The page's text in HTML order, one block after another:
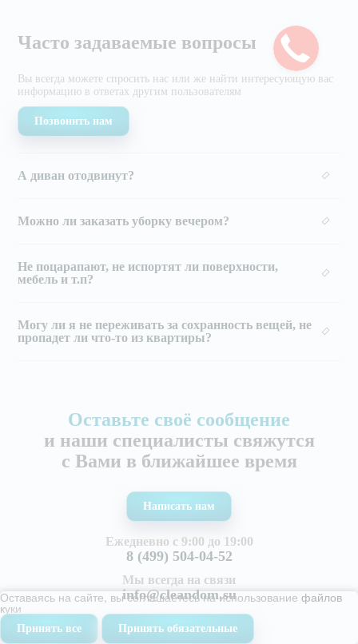
Часто задаваемые вопросы
Вы всегда можете спросить нас или же найти интересующую вас
информацию в ответах другим пользователям
Позвонить нам
А диван отодвинут?
Можно ли заказать уборку вечером?
Не поцарапают, не испортят ли поверхности,
мебель и т.п?
Могу ли я не переживать за сохранность вещей, не
пропадет ли что-то из квартиры?
Оставьте своё сообщение
и наши специалисты свяжутся
с Вами в ближайшее время
Написать нам
Ежедневно с 9:00 до 19:00
8 (499) 504-04-52
Мы всегда на связи
info@cleandom.su
Адрес офиса
г. Балашиха
Оставаясь на сайте, вы соглашаетесь на использование файлов
куки
Принять все Принять обязательные